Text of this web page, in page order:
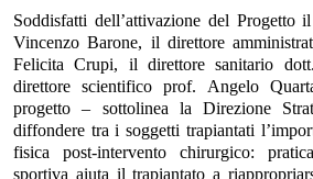
Soddisfatti dell’attivazione del Progetto
Vincenzo Barone, il direttore
Felicita Crupi, il direttore sanitario
direttore scientifico prof. Angelo
progetto – sottolinea la Direzione
diffondere tra i soggetti trapiantati
fisica post-intervento chirurgico:
sportiva aiuta il trapiantato a